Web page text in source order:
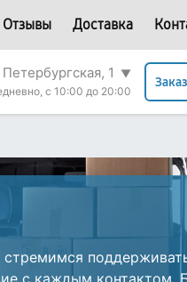
Отзывы Доставка
1
▼
с 10:00 до 20:00
с каждым контактом.